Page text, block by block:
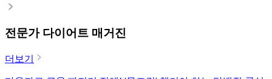
전문가 다이어트 매거진
더보기